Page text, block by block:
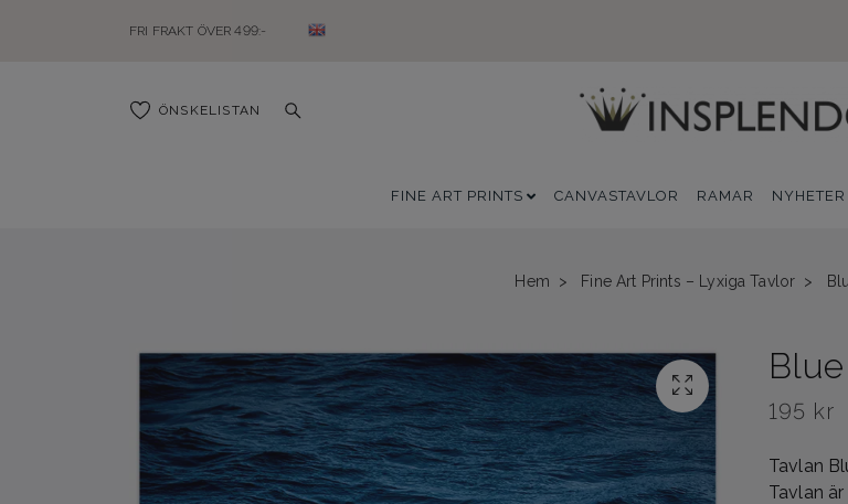
FRI FRAKT ÖVER 499:-
ÖNSKELISTAN
FINE ART PRINTS CANVASTAVLOR RAMAR NYHETER
Hem Fine Art Prints – Lyxiga Tavlor
195 kr
Tavlan
Tavlan